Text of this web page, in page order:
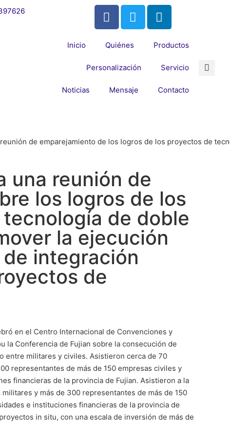
Inicio Quiénes Productos
Personalización Servicio
Noticias Mensaje Contacto
de emparejamiento de los logros de los proyectos de
una reunión de
los logros de los
de doble
la ejecución
integración
de
en el Centro Internacional de Convenciones y
la Conferencia de Fujian sobre la consecución de
entre militares y civiles. Asistieron cerca de 70
representantes de más de 150 empresas civiles y
financieras de la provincia de Fujian. Asistieron a la
y más de 300 representantes de más de 150
e instituciones financieras de la provincia de
in situ, con una escala de inversión de más de